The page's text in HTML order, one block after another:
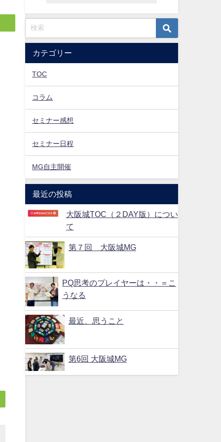
カテゴリー
TOC
コラム
セミナー感想
セミナー日程
MG自主開催
最近の投稿
大阪城TOC（２DAY版）につい
て
第７回 大阪城MG
PQ思考のプレイヤーは・・＝こ
うなる
最近、思うこと
第6回 大阪城MG